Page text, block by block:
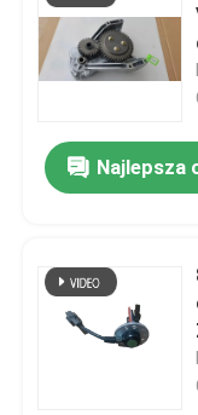
Najlepsza